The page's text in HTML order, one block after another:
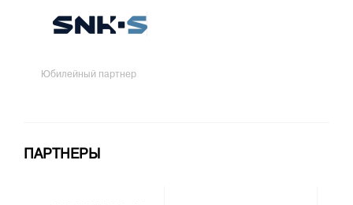
Юбилейный партнер
ПАРТНЕРЫ